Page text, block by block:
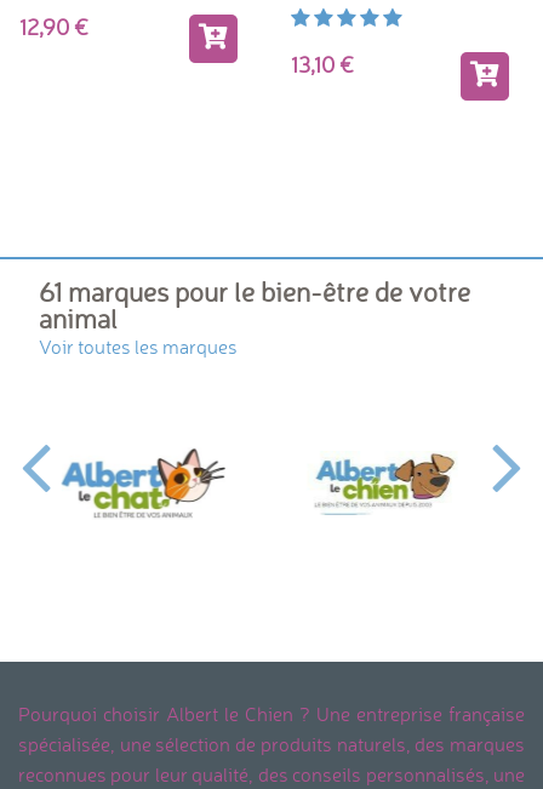
12,90
13,10
61 marques pour le bien-être de votre
animal
Voir toutes les marques
Pourquoi choisir Albert le Chien ? Une entreprise française
spécialisée, une sélection de produits naturels, des marques
reconnues pour leur qualité, des conseils personnalisés, une